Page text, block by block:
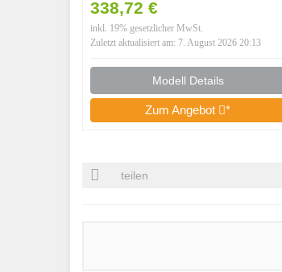
VI mit DCC-Decoder
338,72 €
inkl. 19% gesetzlicher MwSt.
Zuletzt aktualisiert am: 7. August 2026 20:13
Modell Details
Zum Angebot *
teilen